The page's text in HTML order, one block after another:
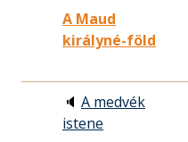
A Maud
királyné-föld
🔈 A medvék
istene